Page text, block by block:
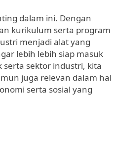
dalam ini. Dengan
kurikulum serta program
menjadi alat yang
lebih lebih siap masuk
serta sektor industri, kita
juga relevan dalam hal
serta sosial yang